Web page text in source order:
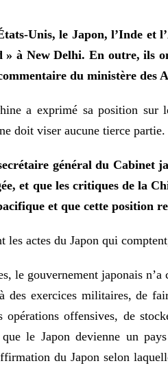
Unis, le Japon, l’Inde et
à New Delhi. En outre, ils
du ministère des
a exprimé sa position sur
doit viser aucune tierce
général du Cabinet
et que les critiques de la
et que cette position
les actes du Japon qui
le gouvernement japonais
des exercices militaires, de
opérations offensives, de
le Japon devienne un
du Japon selon